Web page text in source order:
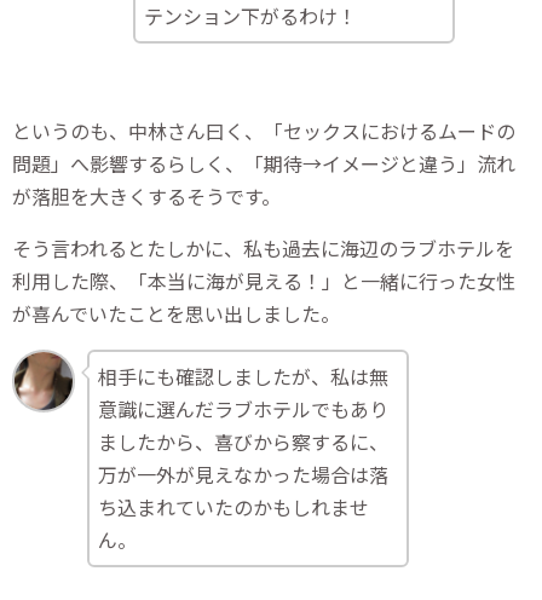
テンション下がるわけ！
というのも、中林さん曰く、「セックスにおけるムードの
問題」へ影響するらしく、「期待→イメージと違う」流れ
が落胆を大きくするそうです。
そう言われるとたしかに、私も過去に海辺のラブホテルを
利用した際、「本当に海が見える！」と一緒に行った女性
が喜んでいたことを思い出しました。
相手にも確認しましたが、私は無
意識に選んだラブホテルでもあり
ましたから、喜びから察するに、
万が一外が見えなかった場合は落
ち込まれていたのかもしれませ
ん。